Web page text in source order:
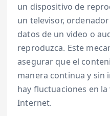
un dispositivo de
un televisor,
datos de un video o
reproduzca. Este
asegurar que el
manera continua y sin
hay fluctuaciones en
Internet.